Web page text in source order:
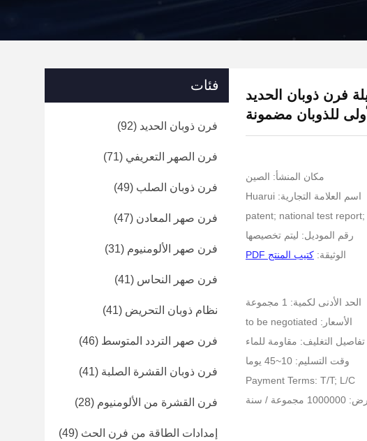
فرن ذوبان الحديد
للذوبان مضمونة
مكان المنشأ: الصين
اسم العلامة التجارية: Huarui
رقم الموديل: ليتم تخصيصها
الوثيقة: كتيب المنتج PDF
الحد الأدنى لكمية: 1 مجموعة
الأسعار: to be negotiated
تفاصيل التغليف: مقاومة للماء
وقت التسليم: 10~45 يوما
Payment Terms: T/T; L/C
/ سنة
فئات
فرن ذوبان الحديد (92)
فرن الصهر التعريفي (71)
فرن ذوبان الصلب (49)
فرن صهر المعادن (47)
فرن صهر الألومنيوم (31)
فرن صهر النحاس (41)
نظام ذوبان التحريض (41)
فرن صهر التردد المتوسط (46)
فرن ذوبان القشرة الصلبة (41)
فرن القشرة من الألومنيوم (28)
إمدادات الطاقة من فرن الحث (49)